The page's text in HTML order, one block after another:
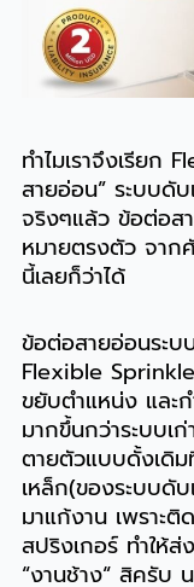
ทำไมเราจึงเรียก
สายอ่อน” ระบบดั
จริงๆแล้ว ข้อต่อส
หมายตรงตัว จา
นี้เลยก็ว่าได้
ข้อต่อสายอ่อนระ
Flexible
ขยับตำแหน่ง และ
มากขึ้นกว่าระบบเ
ตายตัวแบบดั้งเดิม
เหล็ก(ของระบบดั
มาแก้งาน เพราะ
สปริงเกอร์ ทำให้ส่
“งานช้าง“ สิครับ